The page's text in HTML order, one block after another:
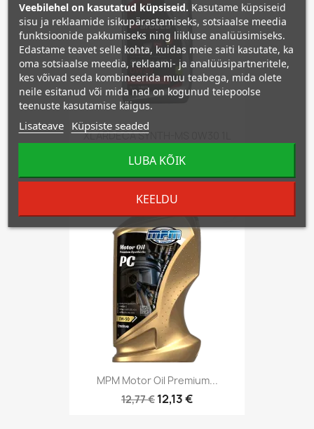
XL ARDECA SYNTH-MS 0W30 1L
10,74 € 10,20 €
MPM Motor Oil Premium...
12,77 € 12,13 €
Veebilehel on kasutatud küpsiseid. Kasutame küpsiseid
sisu ja reklaamide isikupärastamiseks, sotsiaalse meedia
funktsioonide pakkumiseks ning liikluse analüüsimiseks.
Edastame teavet selle kohta, kuidas meie saiti kasutate, ka
oma sotsiaalse meedia, reklaami- ja analüüsipartneritele,
kes võivad seda kombineerida muu teabega, mida olete
neile esitanud või mida nad on kogunud teiepoolse
teenuste kasutamise käigus.
Lisateave Küpsiste seaded
KEELDU
LUBA KÕIK